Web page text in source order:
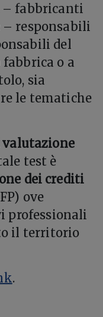
fabbricanti
responsabili
del
o a
sia
le tematiche
valutazione
test è
dei crediti
ove
professionali
il territorio
.